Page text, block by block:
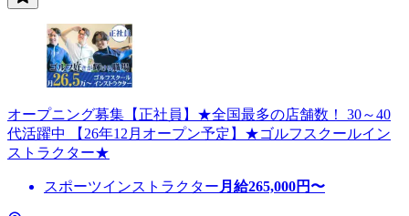
オープニング募集【正社員】★全国最多の店舗数！ 30～40
代活躍中 【26年12月オープン予定】★ゴルフスクールイン
ストラクター★
スポーツインストラクター 月給265,000円〜